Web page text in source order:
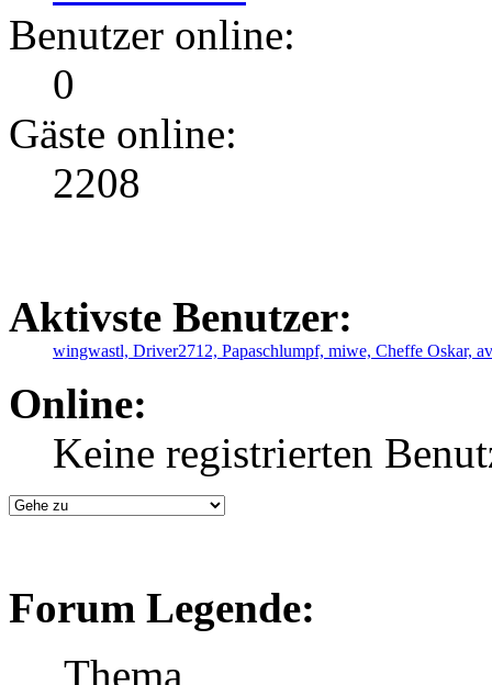
Benutzer online:
0
Gäste online:
2208
Aktivste Benutzer:
wingwastl, Driver2712, Papaschlumpf, miwe, Cheffe Oskar,
Online:
Keine registrierten
Forum Legende:
Thema